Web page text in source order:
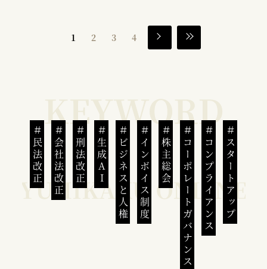
1 2 3 4
民法改正 会社法改正 刑法改正 生成AI ビジネスと人権インボイス制度 株主総会 コーポレートガバナンスコンプライアンススタートアップ